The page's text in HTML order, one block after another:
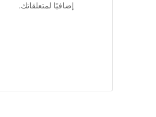
إضافيًا لمتعلقاتك.